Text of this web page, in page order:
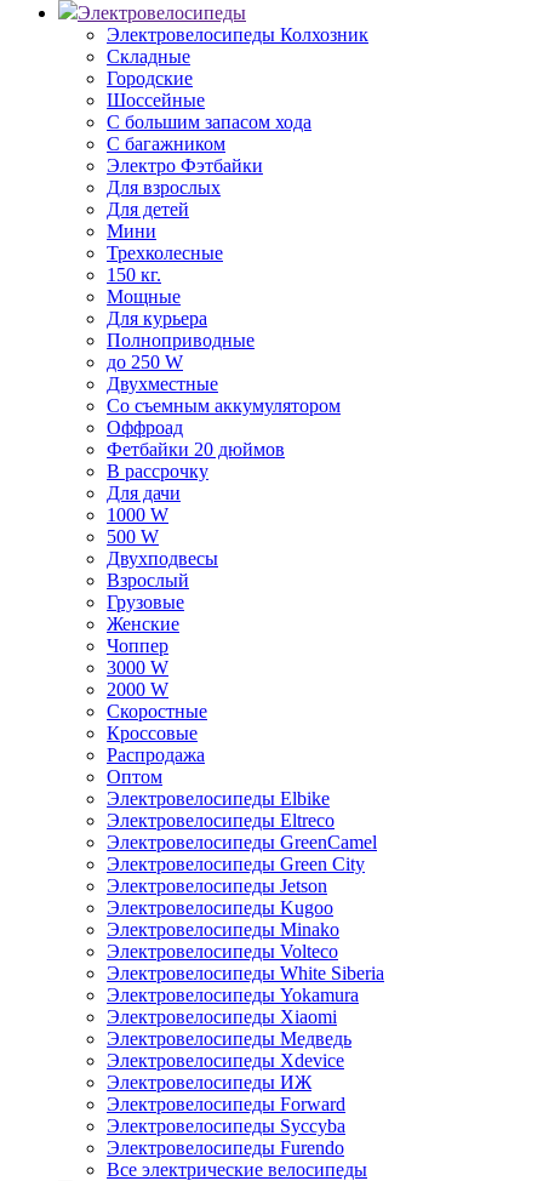
Электровелосипеды
Электровелосипеды Колхозник
Складные
Городские
Шоссейные
С большим запасом хода
С багажником
Электро Фэтбайки
Для взрослых
Для детей
Мини
Трехколесные
150 кг.
Мощные
Для курьера
Полноприводные
до 250 W
Двухместные
Со съемным аккумулятором
Оффроад
Фетбайки 20 дюймов
В рассрочку
Для дачи
1000 W
500 W
Двухподвесы
Взрослый
Грузовые
Женские
Чоппер
3000 W
2000 W
Скоростные
Кроссовые
Распродажа
Оптом
Электровелосипеды Elbike
Электровелосипеды Eltreco
Электровелосипеды GreenCamel
Электровелосипеды Green City
Электровелосипеды Jetson
Электровелосипеды Kugoo
Электровелосипеды Minako
Электровелосипеды Volteco
Электровелосипеды White Siberia
Электровелосипеды Yokamura
Электровелосипеды Xiaomi
Электровелосипеды Медведь
Электровелосипеды Xdevice
Электровелосипеды ИЖ
Электровелосипеды Forward
Электровелосипеды Syccyba
Электровелосипеды Furendo
Все электрические велосипеды